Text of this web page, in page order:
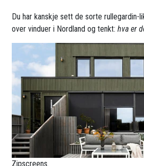
Du har kanskje sett de sorte rullegardin-
over vinduer i Nordland og tenkt:hva er
Zipscreens.